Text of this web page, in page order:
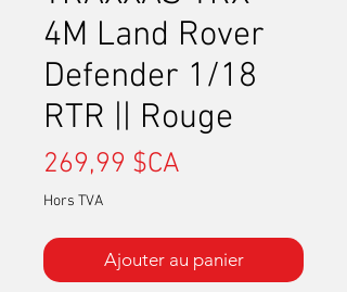
4M Land Rover
Defender 1/18
RTR || Rouge
269,99 $CA
Hors TVA
Ajouter au panier